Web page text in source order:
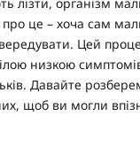
лізти, організм
про це – хоча сам
Цей
низкою
Давайте
щоб ви могли